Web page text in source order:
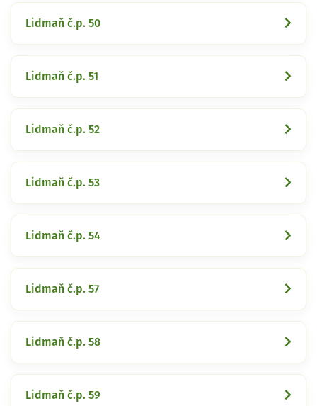
Lidmaň č.p. 50
Lidmaň č.p. 51
Lidmaň č.p. 52
Lidmaň č.p. 53
Lidmaň č.p. 54
Lidmaň č.p. 57
Lidmaň č.p. 58
Lidmaň č.p. 59